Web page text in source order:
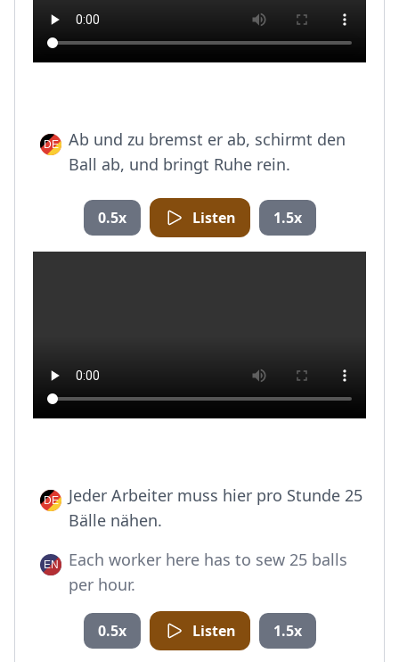
Ab und zu bremst er ab, schirmt den
Ball ab, und bringt Ruhe rein.
0.5x Listen 1.5x
Jeder Arbeiter muss hier pro Stunde 25
Bälle nähen.
Each worker here has to sew 25 balls
per hour.
0.5x Listen 1.5x